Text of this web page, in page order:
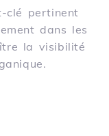
clé pertinent
dans les
la visibilité